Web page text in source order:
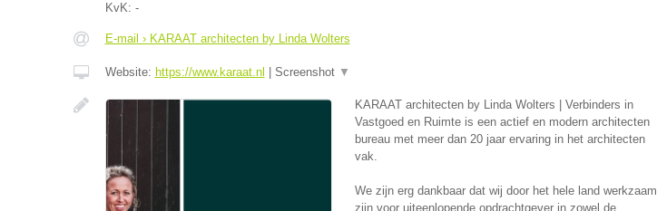
KvK: -
E-mail › KARAAT architecten by Linda Wolters
Website: https://www.karaat.nl Screenshot ▼
KARAAT architecten by Linda Wolters | Verbinders in
Vastgoed en Ruimte is een actief en modern architecten
bureau met meer dan 20 jaar ervaring in het architecten
vak.
We zijn erg dankbaar dat wij door het hele land werkzaam
zijn voor uiteenlopende opdrachtgever in zowel de